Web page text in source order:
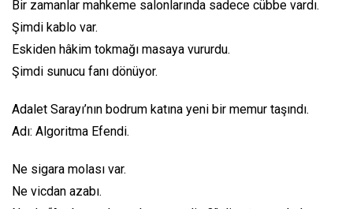
Bir zamanlar mahkeme salonlarında sadece cübbe vardı.
Şimdi kablo var.
Eskiden hâkim tokmağı masaya vururdu.
Şimdi sunucu fanı dönüyor.
Adalet Sarayı’nın bodrum katına yeni bir memur taşındı.
Adı: Algoritma Efendi.
Ne sigara molası var.
Ne vicdan azabı.